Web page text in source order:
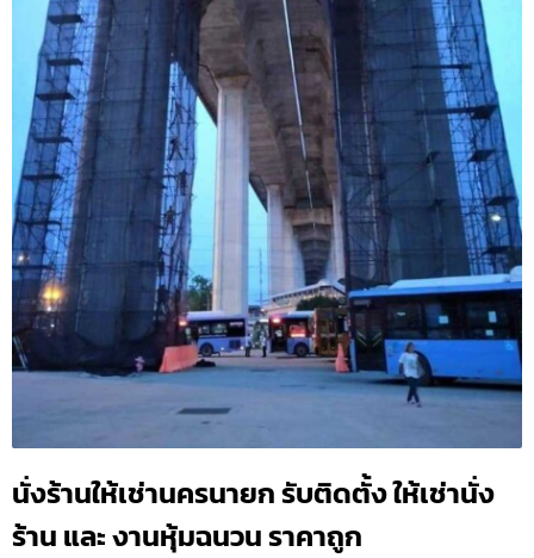
นั่งร้านให้เช่านครนายก รับติดตั้ง ให้เช่านั่ง
ร้าน และ งานหุ้มฉนวน ราคาถูก